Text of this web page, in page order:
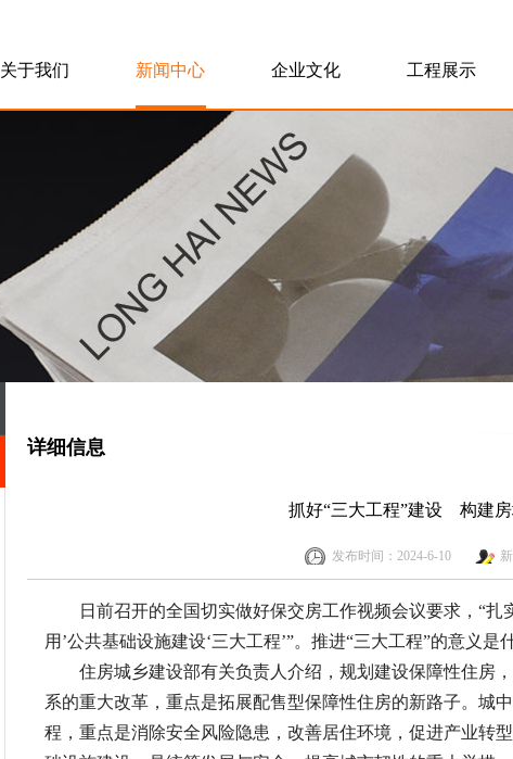
关于我们 新闻中心 企业文化 工程展示
详细信息
抓好“三大工程”建设 构建
发布时间：2024-6-10
日前召开的全国切实做好保交房工作视频会议要求，“
用’公共基础设施建设‘三大工程’”。推进“三大工程”的意义是
住房城乡建设部有关负责人介绍，规划建设保障性住房
系的重大改革，重点是拓展配售型保障性住房的新路子。城
程，重点是消除安全风险隐患，改善居住环境，促进产业转